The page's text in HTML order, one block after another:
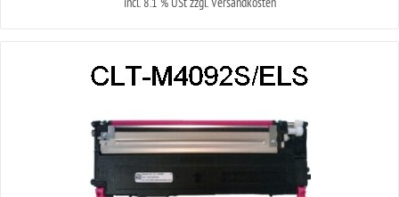
incl. 8.1 % USt zzgl. Versandkosten